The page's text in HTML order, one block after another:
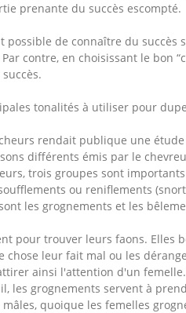
prenante du succès escompté.
possible de connaître du succès
contre, en choisissant le bon
tonalités à utiliser pour
rendait publique une
différents émis par le
trois groupes sont
ou reniflements
les grognements et les
pour trouver leurs faons.
chose leur fait mal ou les
ainsi l'attention d'un
les grognements servent à
quoique les femelles